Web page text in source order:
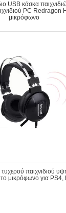
USB κάσκα
PC Redragon
μικρόφωνο
παιχνιδιού
μικρόφωνο για PS4,